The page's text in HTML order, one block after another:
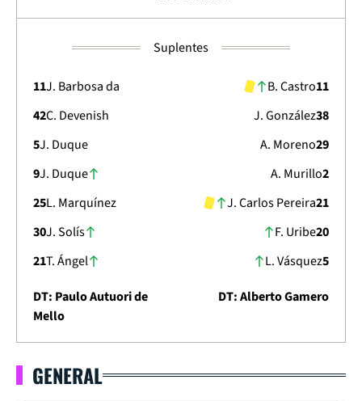
Suplentes
11J. Barbosa da
42C. Devenish
5J. Duque
9J. Duque
25L. Marquínez
30J. Solís
21T. Ángel
11
B. Castro
38
J. González
29
A. Moreno
2
A. Murillo
21
J. Carlos Pereira
20
F. Uribe
5
L. Vásquez
DT: Paulo Autuori de
Mello
DT: Alberto Gamero
GENERAL